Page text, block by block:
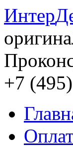
Интер
+7